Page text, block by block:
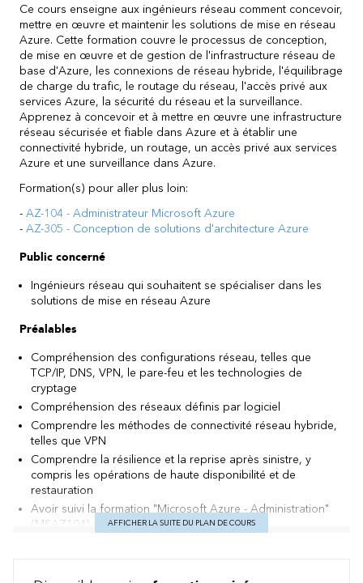
Ce cours enseigne aux ingénieurs réseau comment concevoir,
mettre en œuvre et maintenir les solutions de mise en réseau
Azure. Cette formation couvre le processus de conception,
de mise en œuvre et de gestion de l'infrastructure réseau de
base d'Azure, les connexions de réseau hybride, l'équilibrage
de charge du trafic, le routage du réseau, l'accès privé aux
services Azure, la sécurité du réseau et la surveillance.
Apprenez à concevoir et à mettre en œuvre une infrastructure
réseau sécurisée et fiable dans Azure et à établir une
connectivité hybride, un routage, un accès privé aux services
Azure et une surveillance dans Azure.
Formation(s) pour aller plus loin:
- AZ-104 - Administrateur Microsoft Azure
- AZ-305 - Conception de solutions d'architecture Azure
Public concerné
Ingénieurs réseau qui souhaitent se spécialiser dans les
solutions de mise en réseau Azure
Préalables
Compréhension des configurations réseau, telles que
TCP/IP, DNS, VPN, le pare-feu et les technologies de
cryptage
Compréhension des réseaux définis par logiciel
Comprendre les méthodes de connectivité réseau hybride,
telles que VPN
Comprendre la résilience et la reprise après sinistre, y
compris les opérations de haute disponibilité et de
restauration
Avoir suivi la formation "Microsoft Azure - Administration"
(MSAZ104) ou connaissances équivalentes
AFFICHER LA SUITE DU PLAN DE COURS